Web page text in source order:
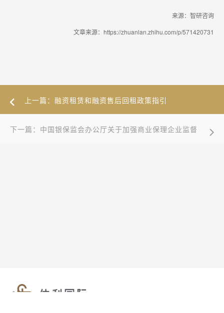
来源：智研咨询
文章来源：https://zhuanlan.zhihu.com/p/571420731
上一篇：融资租赁和融资售后回租政策指引
下一篇：中国银保监会办公厅关于加强商业保理企业监督